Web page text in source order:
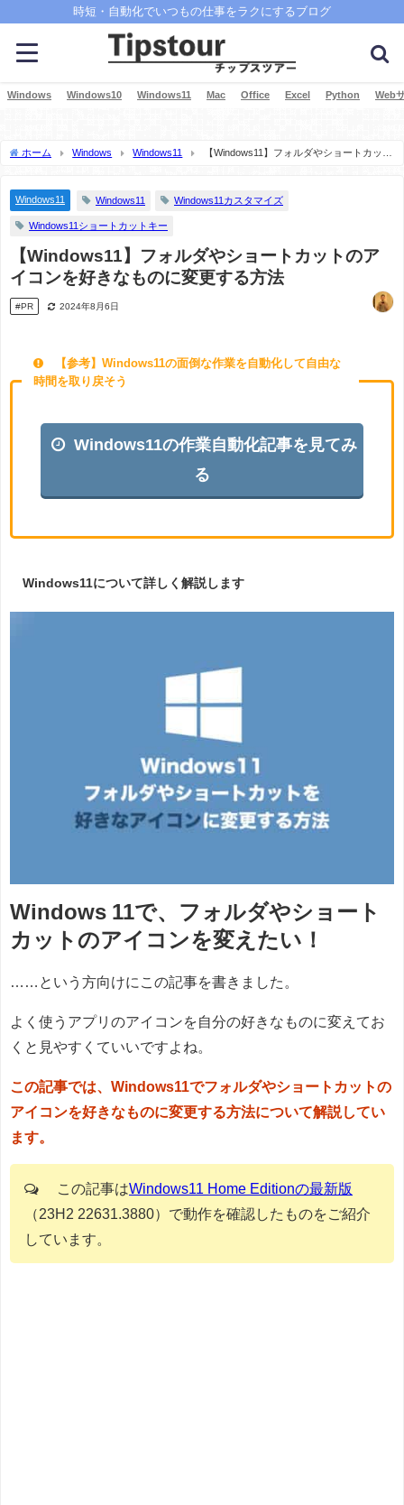
時短・自動化でいつもの仕事をラクにするブログ
Windows Windows10 Windows11 Mac Office Excel Python Web
ホーム Windows Windows11
【Windows11】フォルダやショートカット
Windows11 Windows11 Windows11カスタマイズ
Windows11ショートカットキー
【Windows11】フォルダやショートカットのア
イコンを好きなものに変更する方法
#PR 2024年8月6日
【参考】Windows11の面倒な作業を自動化して自由な
時間を取り戻そう
Windows11の作業自動化記事を見てみ
る
Windows11について詳しく解説します
Windows 11で、 フォルダやショート
カットのアイコンを変えたい！
……という方向けにこの記事を書きました。
よく使うアプリのアイコンを自分の好きなものに変えてお
くと見やすくていいですよね。
この記事では、Windows11でフォルダやショートカットの
アイコンを好きなものに変更する方法について解説してい
ます。
この記事はWindows11 Home Editionの最新版
（23H2 22631.3880）で動作を確認したものをご紹介
しています。